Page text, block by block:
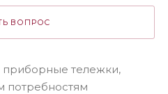
ВОПРОС
тележки,
потребностям